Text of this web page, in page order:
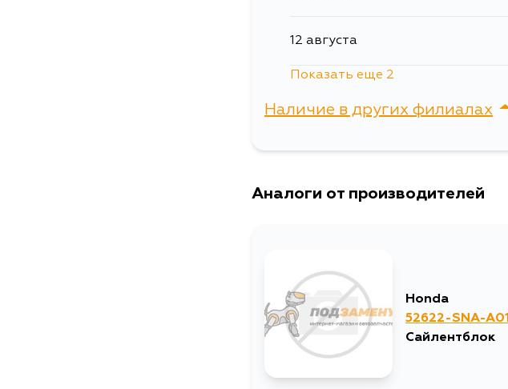
12 августа
Показать еще 2
Наличие в других филиалах
Аналоги от производителей
Honda
52622-SNA-A01
Сайлентблок